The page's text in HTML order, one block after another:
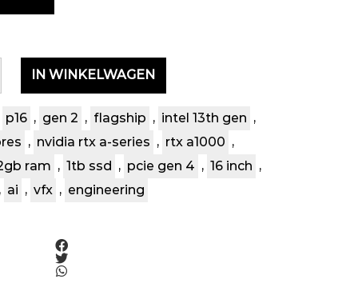
IN WINKELWAGEN
p16 , gen 2 , flagship , intel 13th gen ,
, nvidia rtx a-series , rtx a1000 ,
ram , 1tb ssd , pcie gen 4 , 16 inch ,
, ai , vfx , engineering